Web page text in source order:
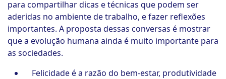
para compartilhar dicas e técnicas que podem ser
aderidas no ambiente de trabalho, e fazer reflexões
importantes. A proposta dessas conversas é mostrar
que a evolução humana ainda é muito importante para
as sociedades.
Felicidade é a razão do bem-estar, produtividade